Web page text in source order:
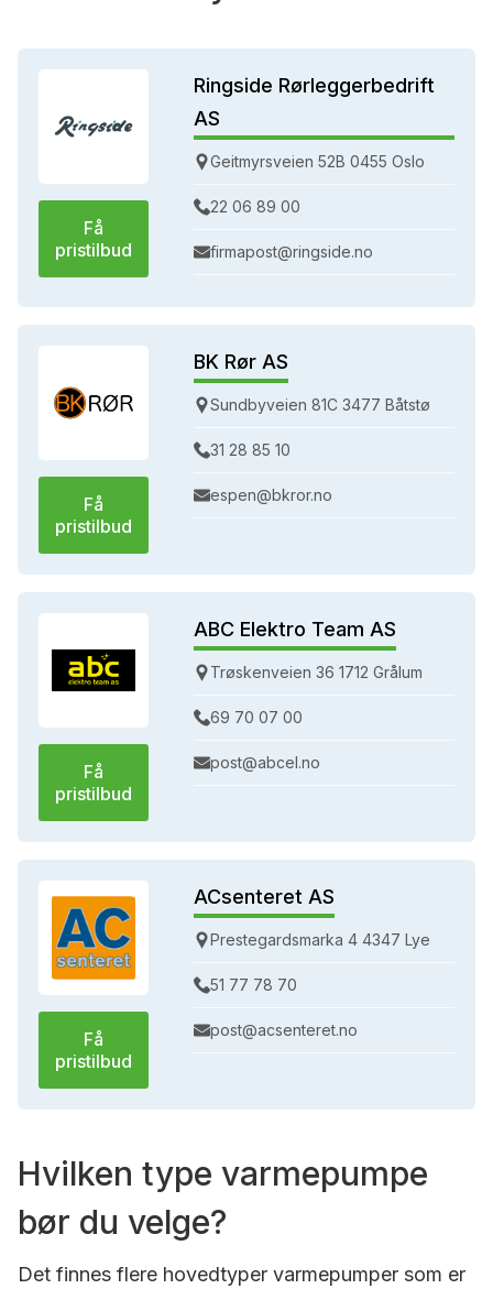
Få
pristilbud
Ringside Rørleggerbedrift
AS
Geitmyrsveien 52B 0455 Oslo
22 06 89 00
firmapost@ringside.no
Få
pristilbud
BK Rør AS
Sundbyveien 81C 3477 Båtstø
31 28 85 10
espen@bkror.no
Få
pristilbud
ABC Elektro Team AS
Trøskenveien 36 1712 Grålum
69 70 07 00
post@abcel.no
Få
pristilbud
ACsenteret AS
Prestegardsmarka 4 4347 Lye
51 77 78 70
post@acsenteret.no
Hvilken type varmepumpe
bør du velge?
Det finnes flere hovedtyper varmepumper som er